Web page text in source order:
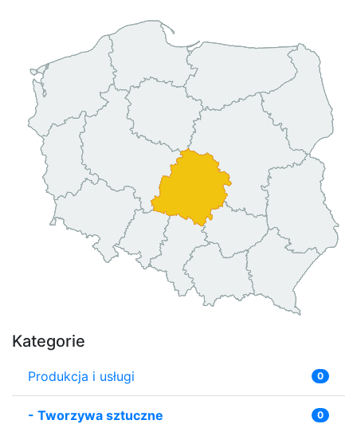
Kategorie
Produkcja i usługi 0
- Tworzywa sztuczne 0